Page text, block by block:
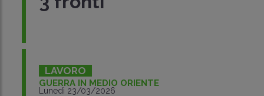
LAVORO
GUERRA IN MEDIO ORIENTE
Lunedì 23/03/2026